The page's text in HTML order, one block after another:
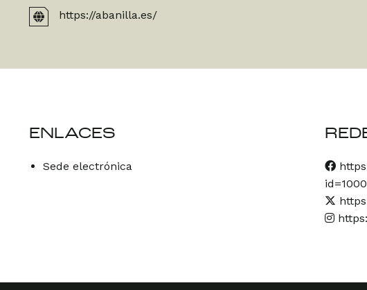
https://abanilla.es/
ENLACES
Sede electrónica